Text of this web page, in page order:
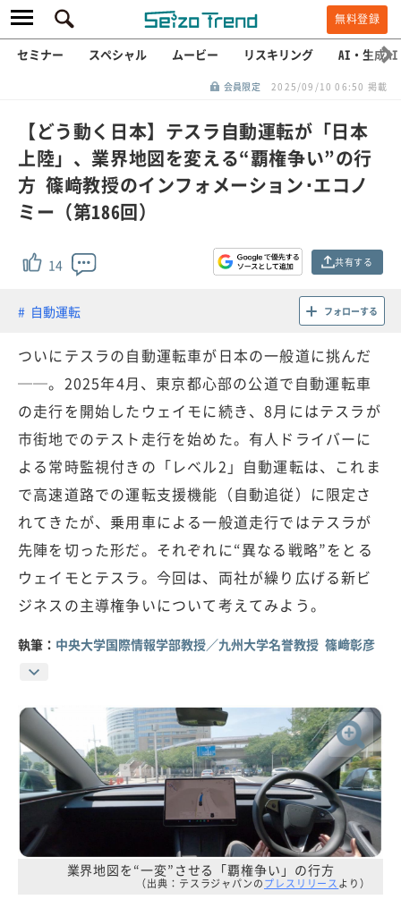
無料登録
セミナー スペシャル ムービー リスキリング AI・生成AI
会員限定 2025/09/10 06:50 掲載
【どう動く日本】テスラ自動運転が「日本
上陸」、業界地図を変える“覇権争い”の行
方 篠﨑教授のインフォメーション･エコノ
ミー（第186回）
14 共有する
自動運転 フォローする
ついにテスラの自動運転車が日本の一般道に挑んだ
──。2025年4月、東京都心部の公道で自動運転車
の走行を開始したウェイモに続き、8月にはテスラが
市街地でのテスト走行を始めた。有人ドライバーに
よる常時監視付きの「レベル2」自動運転は、これま
で高速道路での運転支援機能（自動追従）に限定さ
れてきたが、乗用車による一般道走行ではテスラが
先陣を切った形だ。それぞれに“異なる戦略”をとる
ウェイモとテスラ。今回は、両社が繰り広げる新ビ
ジネスの主導権争いについて考えてみよう。
執筆： 中央大学国際情報学部教授／九州大学名誉教授 篠﨑彰彦
業界地図を“一変”させる「覇権争い」の行方
（出典：テスラジャパンのプレスリリースより）